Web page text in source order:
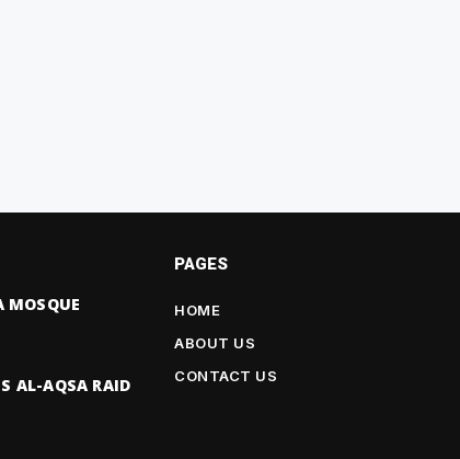
MOSQUE
AL-AQSA RAID
PAGES
HOME
ABOUT US
CONTACT US